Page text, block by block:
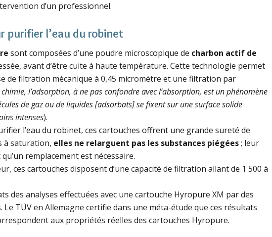
d’un professionnel.
purifier l’eau du robinet
sont composées d’une poudre microscopique de charbon actif de
avant d’être cuite à haute température. Cette technologie permet
de filtration mécanique à 0,45 micromètre et une filtration par
l’adsorption, à ne pas confondre avec l’absorption, est un phénomène
de gaz ou de liquides [adsorbats] se fixent sur une surface solide
intenses).
l’eau du robinet, ces cartouches offrent une grande sureté de
à saturation, elles ne relarguent pas les substances piégées; leur
remplacement est nécessaire.
ces cartouches disposent d’une capacité de filtration allant de 1 500 à
des analyses effectuées avec une cartouche Hyropure XM par des
TÜV en Allemagne certifie dans une méta-étude que ces résultats
aux propriétés réelles des cartouches Hyropure.